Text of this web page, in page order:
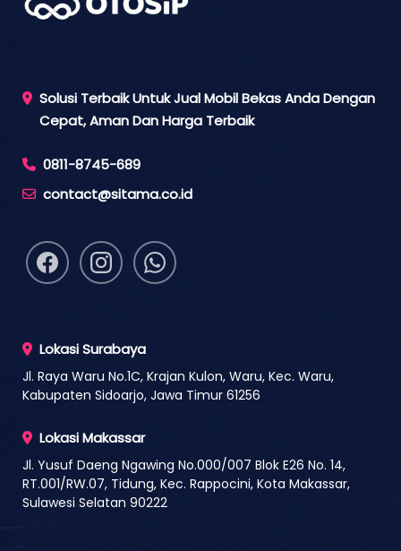
Solusi Terbaik Untuk Jual Mobil Bekas Anda Dengan
Cepat, Aman Dan Harga Terbaik
0811-8745-689
contact@sitama.co.id
Lokasi Surabaya
Jl. Raya Waru No.1C, Krajan Kulon, Waru, Kec. Waru,
Kabupaten Sidoarjo, Jawa Timur 61256
Lokasi Makassar
Jl. Yusuf Daeng Ngawing No.000/007 Blok E26 No. 14,
RT.001/RW.07, Tidung, Kec. Rappocini, Kota Makassar,
Sulawesi Selatan 90222